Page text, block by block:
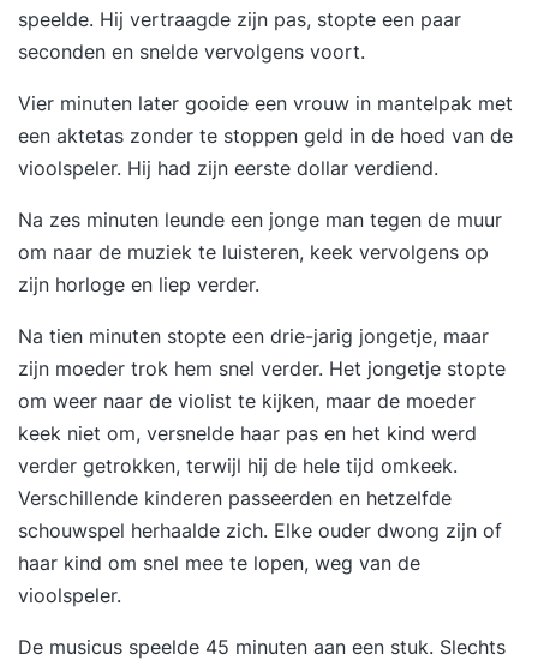
speelde. Hij vertraagde zijn pas, stopte een paar
seconden en snelde vervolgens voort.
Vier minuten later gooide een vrouw in mantelpak met
een aktetas zonder te stoppen geld in de hoed van de
vioolspeler. Hij had zijn eerste dollar verdiend.
Na zes minuten leunde een jonge man tegen de muur
om naar de muziek te luisteren, keek vervolgens op
zijn horloge en liep verder.
Na tien minuten stopte een drie-jarig jongetje, maar
zijn moeder trok hem snel verder. Het jongetje stopte
om weer naar de violist te kijken, maar de moeder
keek niet om, versnelde haar pas en het kind werd
verder getrokken, terwijl hij de hele tijd omkeek.
Verschillende kinderen passeerden en hetzelfde
schouwspel herhaalde zich. Elke ouder dwong zijn of
haar kind om snel mee te lopen, weg van de
vioolspeler.
De musicus speelde 45 minuten aan een stuk. Slechts